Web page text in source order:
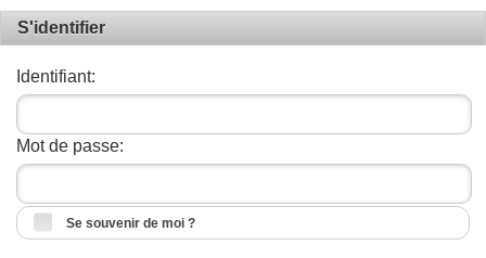
S'identifier
Identifiant:
Mot de passe:
Se souvenir de moi ?